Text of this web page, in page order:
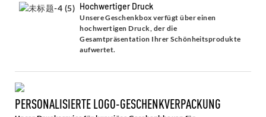
Hochwertiger Druck
Unsere Geschenkbox verfügt über einen
hochwertigen Druck, der die
Gesamtpräsentation Ihrer Schönheitsprodukte
aufwertet.
PERSONALISIERTE LOGO-GESCHENKVERPACKUNG